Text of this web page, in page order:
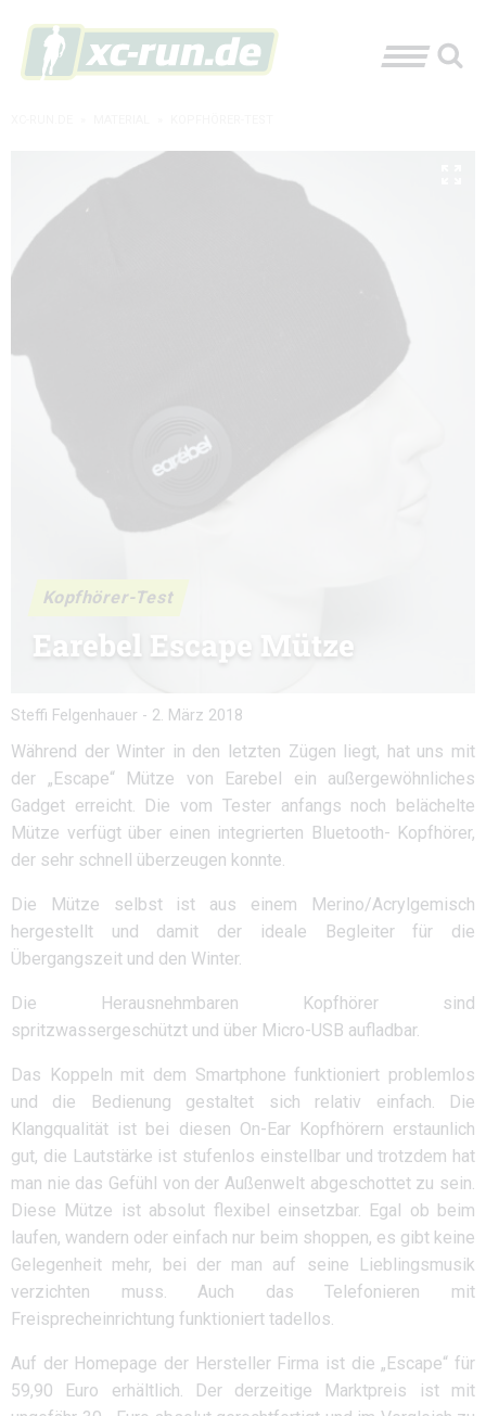
Kopfhörer-Test
Earebel Escape Mütze
Steffi Felgenhauer - 2. März 2018
Während der Winter in den letzten Zügen liegt, hat uns mit
der „Escape“ Mütze von Earebel ein außergewöhnliches
Gadget erreicht. Die vom Tester anfangs noch belächelte
Mütze verfügt über einen integrierten Bluetooth- Kopfhörer,
der sehr schnell überzeugen konnte.
Die Mütze selbst ist aus einem Merino/Acrylgemisch
hergestellt und damit der ideale Begleiter für die
Übergangszeit und den Winter.
Die Herausnehmbaren Kopfhörer sind
spritzwassergeschützt und über Micro-USB aufladbar.
Das Koppeln mit dem Smartphone funktioniert problemlos
und die Bedienung gestaltet sich relativ einfach. Die
Klangqualität ist bei diesen On-Ear Kopfhörern erstaunlich
gut, die Lautstärke ist stufenlos einstellbar und trotzdem hat
man nie das Gefühl von der Außenwelt abgeschottet zu sein.
Diese Mütze ist absolut flexibel einsetzbar. Egal ob beim
laufen, wandern oder einfach nur beim shoppen, es gibt keine
Gelegenheit mehr, bei der man auf seine Lieblingsmusik
verzichten muss. Auch das Telefonieren mit
Freisprecheinrichtung funktioniert tadellos.
Auf der Homepage der Hersteller Firma ist die „Escape“ für
59,90 Euro erhältlich. Der derzeitige Marktpreis ist mit